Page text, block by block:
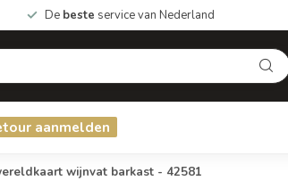
De beste service van Nederland
aanmelden
wijnvat barkast - 42581